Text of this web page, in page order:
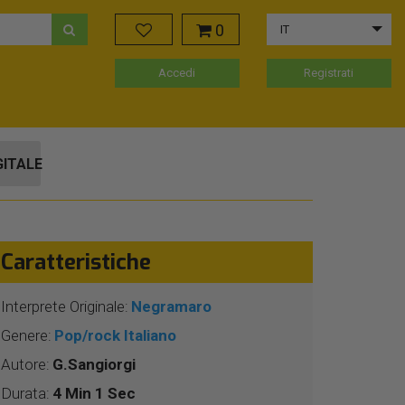
0 IT
Accedi Registrati
Caratteristiche
Interprete Originale: Negramaro
Genere: Pop/rock Italiano
Autore: G.Sangiorgi
Durata: 4 Min 1 Sec